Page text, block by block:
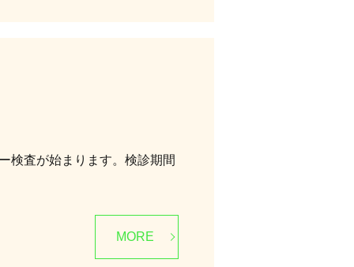
検査が始まります。検診期間
MORE